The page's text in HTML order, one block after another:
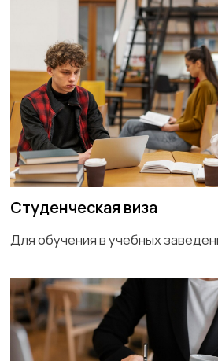
Иммиграционная виза
Для получения статуса постоянного резидента
Австралии.
Для воссоединения с членами семьи,
проживающими в Австралии.